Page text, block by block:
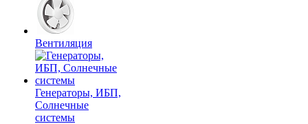
Вентиляция
Генераторы, ИБП,
Солнечные
системы